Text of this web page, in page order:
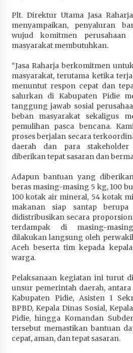
Plt. Direktur Utama Jasa
menyampaikan, penyaluran
wujud komitmen
masyarakat membutuhkan.
“Jasa Raharja berkomitmen
masyarakat, terutama ketika
menuntut respon cepat dan
salurkan di Kabupaten Pidie
tanggung jawab sosial
beban masyarakat sekaligus
pemulihan pasca bencana.
proses berjalan secara
daerah dan para
diberikan tepat sasaran dan
Adapun bantuan yang
beras masing-masing 5 kg, 100
100 kotak air mineral, 54 kotak
makanan siap santap
didistribusikan secara
terdampak di masing-
dilakukan langsung oleh
Aceh beserta tim kepada
warga.
Pelaksanaan kegiatan ini turut
unsur pemerintah daerah,
Kabupaten Pidie, Asisten I
BPBD, Kepala Dinas Sosial,
Pidie, hingga Komandan
tersebut memastikan bantuan
cepat, aman, dan tepat sasaran.